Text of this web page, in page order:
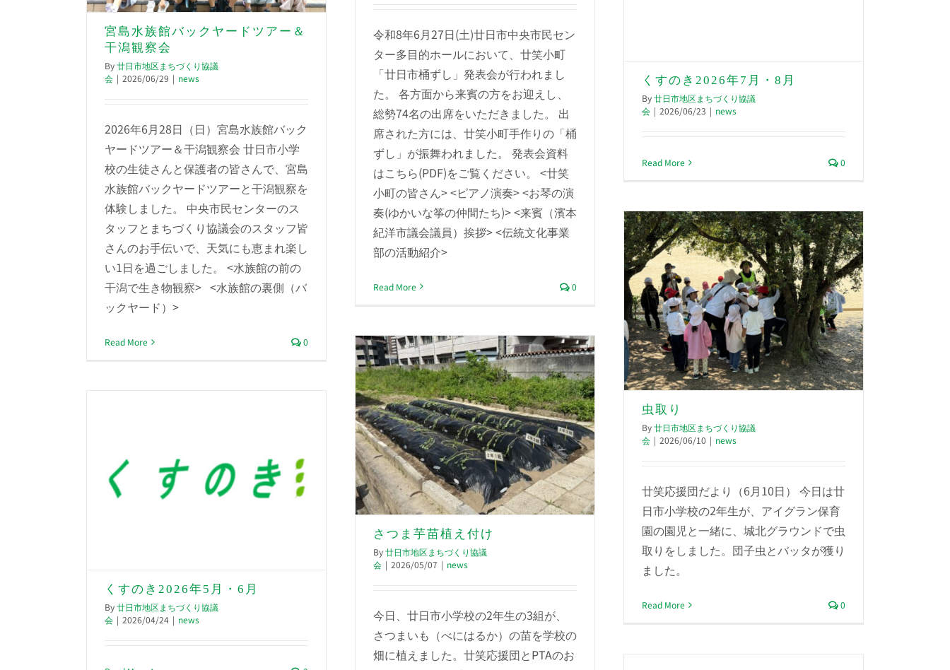
令和8年6月27日(土)廿日市中央市民セン
ター多目的ホールにおいて、廿笑小町
「廿日市桶ずし」発表会が行われまし
た。 各方面から来賓の方をお迎えし、
総勢74名の出席をいただきました。 出
席された方には、廿笑小町手作りの「桶
ずし」が振舞われました。 発表会資料
はこちら(PDF)をご覧ください。 <廿笑
小町の皆さん> <ピアノ演奏> <お琴の演
奏(ゆかいな筝の仲間たち)> <来賓（濱本
紀洋市議会議員）挨拶> <伝統文化事業
部の活動紹介>
Read More 0
宮島水族館バックヤードツアー＆
干潟観察会
By廿日市地区まちづくり協議
会 | 2026/06/29 | news
2026年6月28日（日）宮島水族館バック
ヤードツアー＆干潟観察会 廿日市小学
校の生徒さんと保護者の皆さんで、宮島
水族館バックヤードツアーと干潟観察を
体験しました。 中央市民センターのス
タッフとまちづくり協議会のスタッフ皆
さんのお手伝いで、天気にも恵まれ楽し
い1日を過ごしました。 <水族館の前の
干潟で生き物観察> <水族館の裏側（バ
ックヤード）>
Read More 0
くすのき2026年7月・8月
By廿日市地区まちづくり協議
会 | 2026/06/23 | news
Read More 0
虫取り
By廿日市地区まちづくり協議
会 | 2026/06/10 | news
廿笑応援団だより（6月10日） 今日は廿
日市小学校の2年生が、アイグラン保育
園の園児と一緒に、城北グラウンドで虫
取りをしました。団子虫とバッタが獲り
ました。
Read More 0
さつま芋苗植え付け
By廿日市地区まちづくり協議
会 | 2026/05/07 | news
今日、廿日市小学校の2年生の3組が、
さつまいも（べにはるか）の苗を学校の
畑に植えました。廿笑応援団とPTAのお
くすのき2026年5月・6月
By廿日市地区まちづくり協議
会 | 2026/04/24 | news